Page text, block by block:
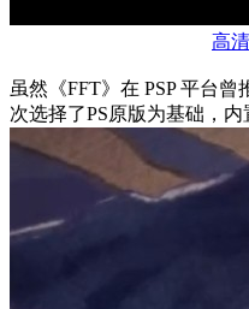
高
虽然《FFT》在 PSP 平台
次选择了PS原版为基础，内